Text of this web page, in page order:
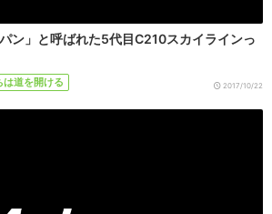
ン」と呼ばれた5代目C210スカイラインっ
は道を開ける 2017/10/22